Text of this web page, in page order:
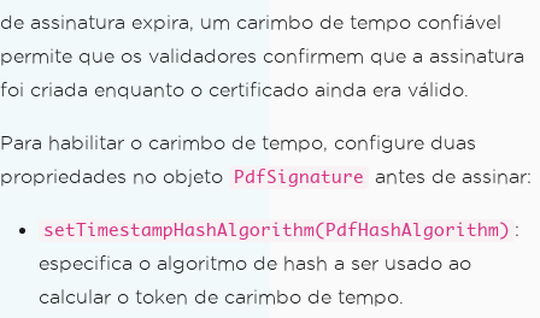
// Use FORM_FILLING to allow f
orm field input after certification
// Use FORM_FILLING_AND_ANNOTA
        pdf
.certify (signature,
PdfCert
ificationLevel .NO_CHANGES_ALLOWED);
// Save the certified PDF
. saveAs Path . (
}
de assinatura expira, um carimbo de tempo confiável
permite que os validadores confirmem que a assinatura
foi criada enquanto o certificado ainda era válido.
Para habilitar o carimbo de tempo, configure duas
propriedades no objeto
PdfSignature antes de assinar:
setTimestampHashAlgorithm(PdfHashAlgorithm) :
especifica o algoritmo de hash a ser usado ao
calcular o token de carimbo de tempo.